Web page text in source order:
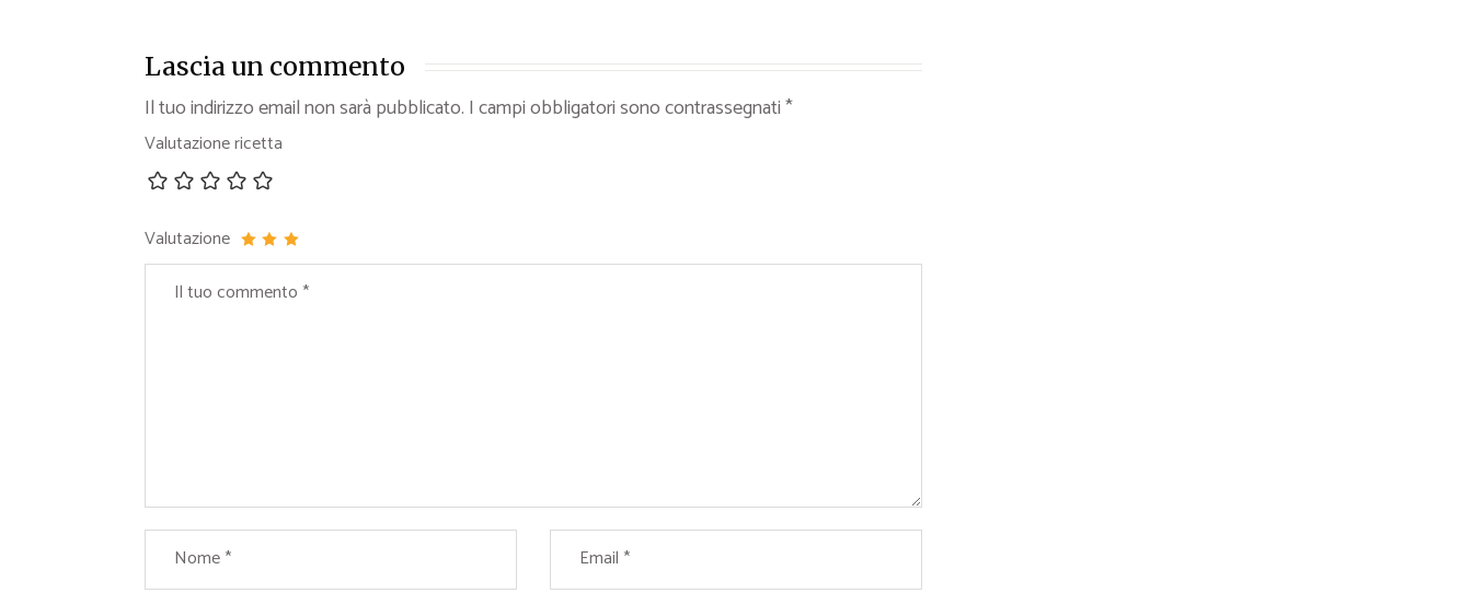
Lascia un commento
Il tuo indirizzo email non sarà pubblicato. I campi obbligatori sono contrassegnati*
Valutazione ricetta
Valutazione